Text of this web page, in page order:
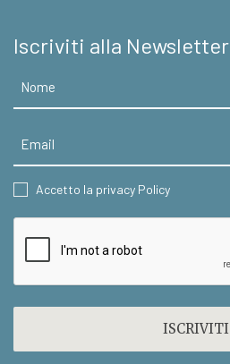
Iscriviti alla Newsletter
CONSENT
Accetto la privacy Policy